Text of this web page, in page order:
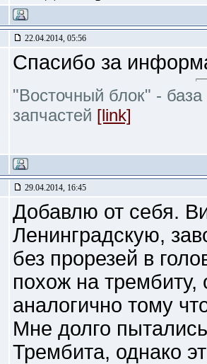
22.04.2014, 05:56
Спасибо за
"Восточный блок" -
запчастей [link]
29.04.2014, 16:45
Добавлю от себя.
Ленинградскую,
без прорезей в
похож на трембиту,
аналогично тому
Мне долго
Трембита, однако